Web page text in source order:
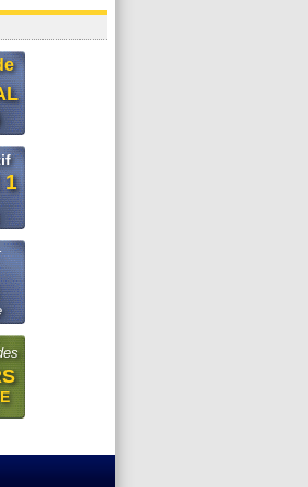
1